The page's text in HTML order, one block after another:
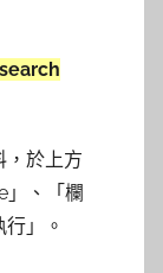
，於上方
」、「欄
行 」。